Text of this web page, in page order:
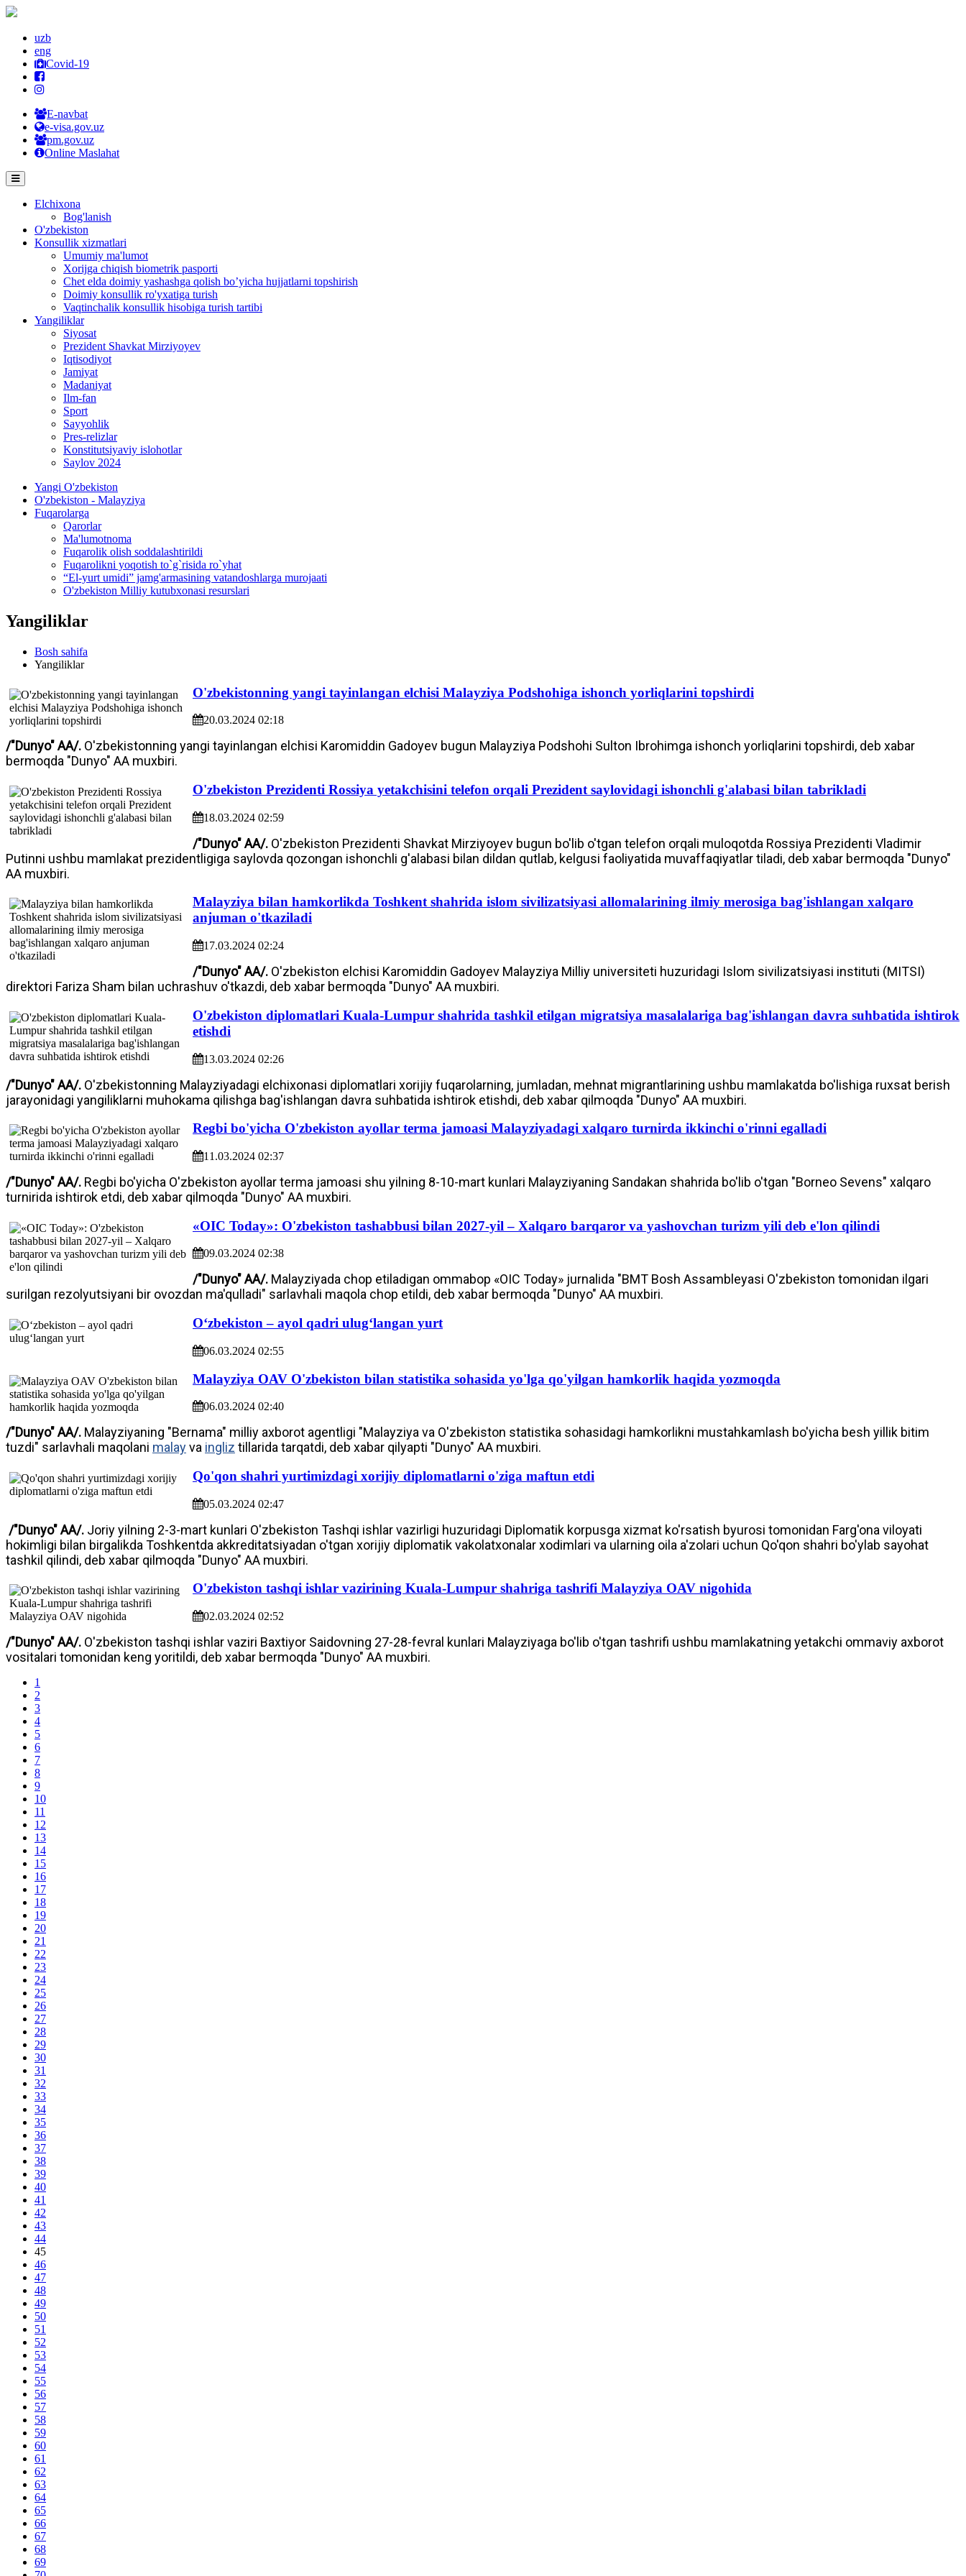
uzb
eng
Covid-19
E-navbat
e-visa.gov.uz
pm.gov.uz
Online Maslahat
Elchixona
Bog'lanish
O'zbekiston
Konsullik xizmatlari
Umumiy ma'lumot
Xorijga chiqish biometrik pasporti
Chet elda doimiy yashashga qolish bo’yicha hujjatlarni topshirish
Doimiy konsullik ro'yxatiga turish
Vaqtinchalik konsullik hisobiga turish tartibi
Yangiliklar
Siyosat
Prezident Shavkat Mirziyoyev
Iqtisodiyot
Jamiyat
Madaniyat
Ilm-fan
Sport
Sayyohlik
Pres-relizlar
Konstitutsiyaviy islohotlar
Saylov 2024
Yangi O'zbekiston
O'zbekiston - Malayziya
Fuqarolarga
Qarorlar
Ma'lumotnoma
Fuqarolik olish soddalashtirildi
Fuqarolikni yoqotish to`g`risida ro`yhat
“El-yurt umidi” jamg'armasining vatandoshlarga murojaati
O'zbekiston Milliy kutubxonasi resurslari
Yangiliklar
Bosh sahifa
Yangiliklar
O'zbekistonning yangi tayinlangan elchisi Malayziya Podshohiga ishonch yorliqlarini topshirdi
20.03.2024 02:18
/"Dunyo" AA/. O'zbekistonning yangi tayinlangan elchisi Karomiddin Gadoyev bugun Malayziya Podshohi Sulton Ibrohimga ishonch yorliqlarini topshirdi, deb xabar
bermoqda "Dunyo" AA muxbiri.
O'zbekiston Prezidenti Rossiya yetakchisini telefon orqali Prezident saylovidagi ishonchli g'alabasi bilan tabrikladi
18.03.2024 02:59
/"Dunyo" AA/. O'zbekiston Prezidenti Shavkat Mirziyoyev bugun bo'lib o'tgan telefon orqali muloqotda Rossiya Prezidenti Vladimir
Putinni ushbu mamlakat prezidentligiga saylovda qozongan ishonchli g'alabasi bilan dildan qutlab, kelgusi faoliyatida muvaffaqiyatlar tiladi, deb xabar bermoqda "Dunyo"
AA muxbiri.
Malayziya bilan hamkorlikda Toshkent shahrida islom sivilizatsiyasi allomalarining ilmiy merosiga bag'ishlangan xalqaro
anjuman o'tkaziladi
17.03.2024 02:24
/"Dunyo" AA/. O'zbekiston elchisi Karomiddin Gadoyev Malayziya Milliy universiteti huzuridagi Islom sivilizatsiyasi instituti (MITSI)
direktori Fariza Sham bilan uchrashuv o'tkazdi, deb xabar bermoqda "Dunyo" AA muxbiri.
O'zbekiston diplomatlari Kuala-Lumpur shahrida tashkil etilgan migratsiya masalalariga bag'ishlangan davra suhbatida ishtirok
etishdi
13.03.2024 02:26
/"Dunyo" AA/. O'zbekistonning Malayziyadagi elchixonasi diplomatlari xorijiy fuqarolarning, jumladan, mehnat migrantlarining ushbu mamlakatda bo'lishiga ruxsat berish
jarayonidagi yangiliklarni muhokama qilishga bag'ishlangan davra suhbatida ishtirok etishdi, deb xabar qilmoqda "Dunyo" AA muxbiri.
Regbi bo'yicha O'zbekiston ayollar terma jamoasi Malayziyadagi xalqaro turnirda ikkinchi o'rinni egalladi
11.03.2024 02:37
/"Dunyo" AA/. Regbi bo'yicha O'zbekiston ayollar terma jamoasi shu yilning 8-10-mart kunlari Malayziyaning Sandakan shahrida bo'lib o'tgan "Borneo Sevens" xalqaro
turnirida ishtirok etdi, deb xabar qilmoqda "Dunyo" AA muxbiri.
«OIC Today»: O'zbekiston tashabbusi bilan 2027-yil – Xalqaro barqaror va yashovchan turizm yili deb e'lon qilindi
09.03.2024 02:38
/"Dunyo" AA/. Malayziyada chop etiladigan ommabop «OIC Today» jurnalida "BMT Bosh Assambleyasi O'zbekiston tomonidan ilgari
surilgan rezolyutsiyani bir ovozdan ma'qulladi" sarlavhali maqola chop etildi, deb xabar bermoqda "Dunyo" AA muxbiri.
Oʻzbekiston – ayol qadri ulugʻlangan yurt
06.03.2024 02:55
Malayziya OAV O'zbekiston bilan statistika sohasida yo'lga qo'yilgan hamkorlik haqida yozmoqda
06.03.2024 02:40
/"Dunyo" AA/. Malayziyaning "Bernama" milliy axborot agentligi "Malayziya va O'zbekiston statistika sohasidagi hamkorlikni mustahkamlash bo'yicha besh yillik bitim
tuzdi" sarlavhali maqolani malayva ingliz tillarida tarqatdi, deb xabar qilyapti "Dunyo" AA muxbiri.
Qo'qon shahri yurtimizdagi xorijiy diplomatlarni o'ziga maftun etdi
05.03.2024 02:47
/"Dunyo" AA/. Joriy yilning 2-3-mart kunlari O'zbekiston Tashqi ishlar vazirligi huzuridagi Diplomatik korpusga xizmat ko'rsatish byurosi tomonidan Farg'ona viloyati
hokimligi bilan birgalikda Toshkentda akkreditatsiyadan o'tgan xorijiy diplomatik vakolatxonalar xodimlari va ularning oila a'zolari uchun Qo'qon shahri bo'ylab sayohat
tashkil qilindi, deb xabar qilmoqda "Dunyo" AA muxbiri.
O'zbekiston tashqi ishlar vazirining Kuala-Lumpur shahriga tashrifi Malayziya OAV nigohida
02.03.2024 02:52
/"Dunyo" AA/. O'zbekiston tashqi ishlar vaziri Baxtiyor Saidovning 27-28-fevral kunlari Malayziyaga bo'lib o'tgan tashrifi ushbu mamlakatning yetakchi ommaviy axborot
vositalari tomonidan keng yoritildi, deb xabar bermoqda "Dunyo" AA muxbiri.
1
2
3
4
5
6
7
8
9
10
11
12
13
14
15
16
17
18
19
20
21
22
23
24
25
26
27
28
29
30
31
32
33
34
35
36
37
38
39
40
41
42
43
44
45
46
47
48
49
50
51
52
53
54
55
56
57
58
59
60
61
62
63
64
65
66
67
68
69